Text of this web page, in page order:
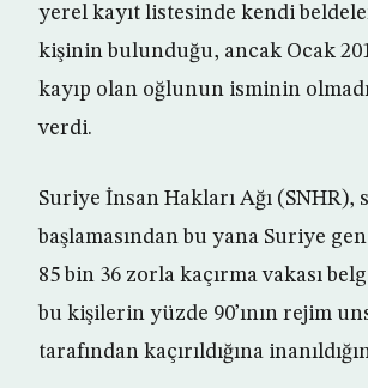
yerel kayıt listesinde kendi
kişinin bulunduğu, ancak Ocak
kayıp olan oğlunun isminin
verdi.
Suriye İnsan Hakları Ağı (SNHR),
başlamasından bu yana Suriye
85 bin 36 zorla kaçırma vakası
bu kişilerin yüzde 90’ının rejim
tarafından kaçırıldığına